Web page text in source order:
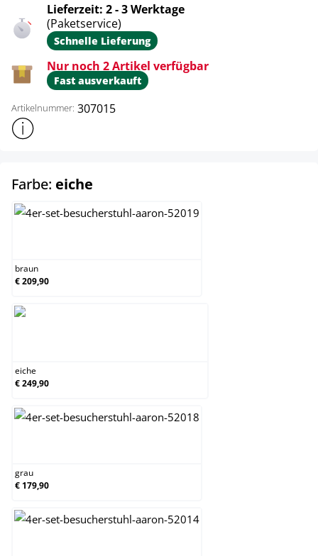
Lieferzeit: 2 - 3 Werktage
(Paketservice)
Schnelle Lieferung
Nur noch 2 Artikel verfügbar
Fast ausverkauft
Artikelnummer: 307015
Weitere Produktinformationen anzeigen
Farbe: eiche
braun
€ 209,90
eiche
€ 249,90
grau
€ 179,90